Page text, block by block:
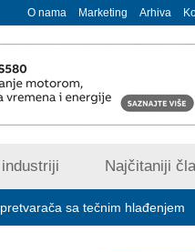
O nama Marketing Arhiva
Najčitaniji
tečnim hlađenjem